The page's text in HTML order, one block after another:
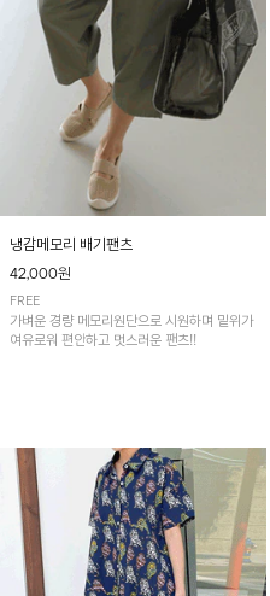
냉감메모리 배기팬츠
42,000원
FREE
가벼운 경량 메모리원단으로 시원하며 밑위가
여유로워 편안하고 멋스러운 팬츠!!